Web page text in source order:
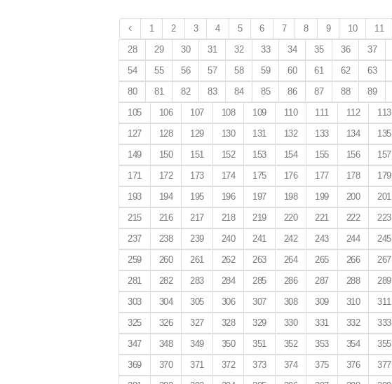
1 2 3 4 5 6 7 8 9 10 11
28
29 30 31 32 33 34 35 36 37
54
55 56 57 58 59 60 61 62 63
80
81 82 83 84 85 86 87 88 89
105
106 107 108 109 110 111 112 113
127
128 129 130 131 132 133 134 135
149
150 151 152 153 154 155 156 157
171
172 173 174 175 176 177 178 179
193
194 195 196 197 198 199 200 201
215
216 217 218 219 220 221 222 223
237
238 239 240 241 242 243 244 245
259
260 261 262 263 264 265 266 267
281
282 283 284 285 286 287 288 289
303
304 305 306 307 308 309 310 311
325
326 327 328 329 330 331 332 333
347
348 349 350 351 352 353 354 355
369
370 371 372 373 374 375 376 377